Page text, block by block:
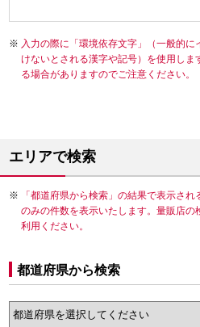
入力の際に「環境依存文字」（一般的
けないとされる漢字や記号）を使用し
る場合がありますのでご注意ください。
エリアで検索
「都道府県から検索」の結果で表示さ
のみの件数を表示いたします。量販店
利用ください。
都道府県から検索